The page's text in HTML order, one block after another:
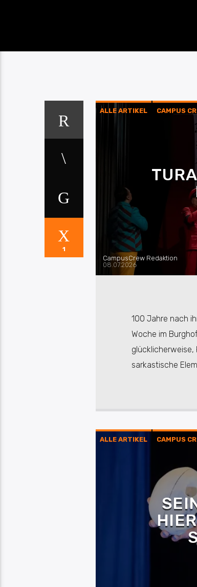
1
ALLE ARTIKEL CAMPUS
CampusCrew Redaktion
08.07.2026
100 Jahre nach
Woche im
glücklicherweise,
sarkastische
ALLE ARTIKEL CAMPUS